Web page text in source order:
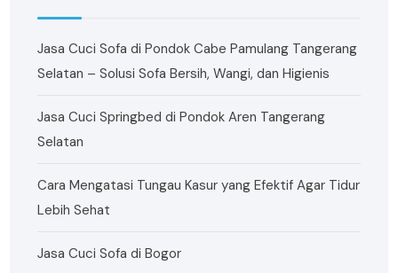
Jasa Cuci Sofa di Pondok Cabe Pamulang Tangerang
Selatan – Solusi Sofa Bersih, Wangi, dan Higienis
Jasa Cuci Springbed di Pondok Aren Tangerang
Selatan
Cara Mengatasi Tungau Kasur yang Efektif Agar Tidur
Lebih Sehat
Jasa Cuci Sofa di Bogor